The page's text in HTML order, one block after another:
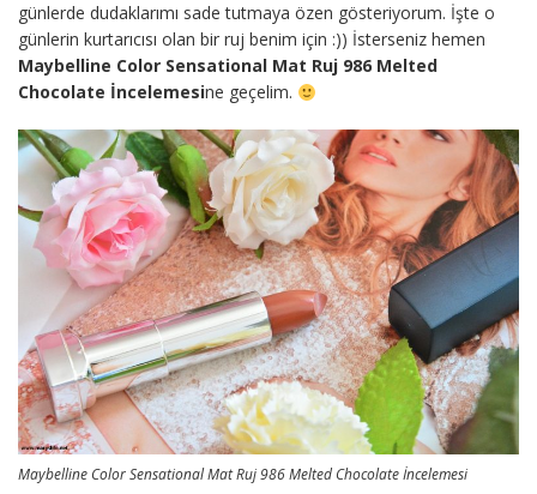
günlerde dudaklarımı sade tutmaya özen gösteriyorum. İşte o
günlerin kurtarıcısı olan bir ruj benim için :)) İsterseniz hemen
Maybelline Color Sensational Mat Ruj 986 Melted
Chocolate İncelemesine geçelim.
Maybelline Color Sensational Mat Ruj 986 Melted Chocolate İncelemesi